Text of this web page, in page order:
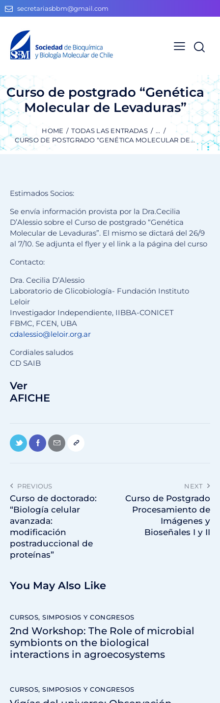
secretariasbbm@gmail.com
Curso de postgrado “Genética
Molecular de Levaduras”
HOME TODAS LAS ENTRADAS
...
CURSO DE POSTGRADO “GENÉTICA MOLECULAR DE...
Estimados Socios:
Se envía información provista por la Dra.Cecilia
D’Alessio sobre el Curso de postgrado “Genética
Molecular de Levaduras”. El mismo se dictará del 26/9
al 7/10. Se adjunta el flyer y el link a la página del curso
Contacto:
Dra. Cecilia D’Alessio
Laboratorio de Glicobiología- Fundación Instituto
Leloir
Investigador Independiente, IIBBA-CONICET
FBMC, FCEN, UBA
cdalessio@leloir.org.ar
Cordiales saludos
CD SAIB
Ver
AFICHE
PREVIOUS
Curso de doctorado:
“Biología celular
avanzada:
modificación
postraduccional de
proteínas”
NEXT
Curso de Postgrado
Procesamiento de
Imágenes y
Bioseñales I y II
You May Also Like
CURSOS, SIMPOSIOS Y CONGRESOS
2nd Workshop: The Role of microbial
symbionts on the biological
interactions in agroecosystems
CURSOS, SIMPOSIOS Y CONGRESOS